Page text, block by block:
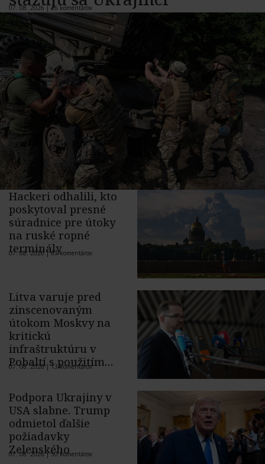
07. 08. 2026 |26 komentárov
Hackeri odhalili, kto
poskytoval presné
súradnice pre útoky
na ruské ropné
terminály
07. 08. 2026 |67 komentárov
Litva varuje pred
zinscenovaným
útokom Moskvy na
kritickú
infraštruktúru v
Pobaltí s použitím
ukrajinského dronu
07. 08. 2026 |13 komentárov
Podpora Ukrajiny v
USA slabne. Trump
odmietol ďalšie
požiadavky
Zelenského
07. 08. 2026 |50 komentárov